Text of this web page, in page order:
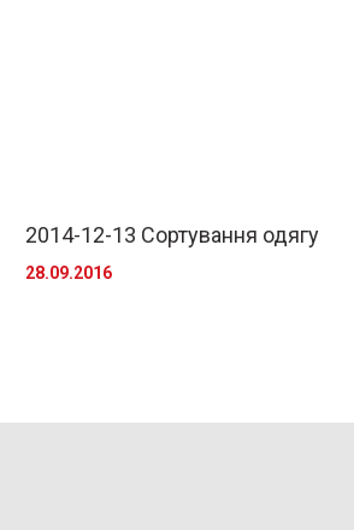
2014-12-13 Сортування одягу
28.09.2016